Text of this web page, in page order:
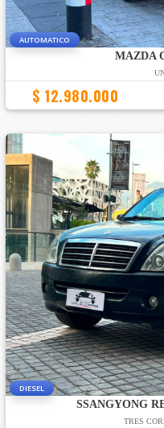
AUTOMATICO
MAZDA
$ 12.980.000
DIESEL
SSANGYONG
TRES